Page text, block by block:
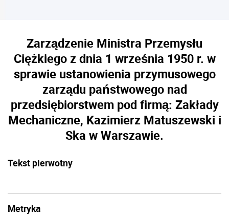
Zarządzenie Ministra Przemysłu
Ciężkiego z dnia 1 września 1950 r. w
sprawie ustanowienia przymusowego
zarządu państwowego nad
przedsiębiorstwem pod firmą: Zakłady
Mechaniczne, Kazimierz Matuszewski i
Ska w Warszawie.
Tekst pierwotny
Metryka